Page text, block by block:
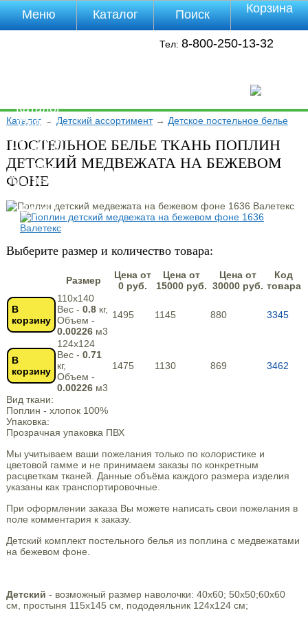
Тел: 8-800-250-13-32
Каталог→ Детский ассортимент→ Детское постельное белье
ПОСТЕЛЬНОЕ БЕЛЬЕ ТКАНЬ ПОПЛИН
ДЕТСКИЙ МЕДВЕЖАТА НА БЕЖЕВОМ
ФОНЕ
Выберите размер и количество товара:
Размер
Цена от
0 руб.
Цена от
15000 руб.
Цена от
30000 руб.
Код
товара
В
корзину
110х140
Вес - 0.8кг,
Объем -
0.00226м3
1495 1145 880 3345
В
корзину
124х124
Вес - 0.71
кг,
Объем -
0.00226м3
1475 1130 869 3462
Вид ткани:
Поплин - хлопок 100%
Упаковка:
Прозрачная упаковка ПВХ
Мы учитываем ваши пожелания только по колористике и
цветовой гамме и не принимаем заказы по конкретным
расцветкам тканей. Данные объёма каждого размера изделия
указаны как транспортировочные.
При оформлении заказа Вы можете написать свои пожелания в
поле комментария к заказу.
Детский комплект постельного белья из поплина с медвежатами
на бежевом фоне.
Детский - возможный размер наволочки: 40х60; 50х50;60х60
см, простыня 115х145 см, пододеяльник 124х124 см;
Меню
Каталог
Оплата
Доставка
Полезная
инфа
Магазины
Видео
Каталог Поиск Корзина